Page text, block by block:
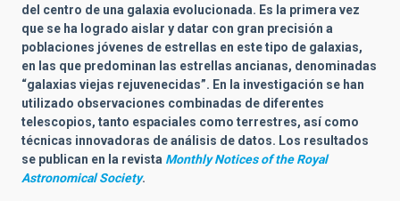
del centro de una galaxia evolucionada. Es la primera vez
que se ha logrado aislar y datar con gran precisión a
poblaciones jóvenes de estrellas en este tipo de galaxias,
en las que predominan las estrellas ancianas, denominadas
“galaxias viejas rejuvenecidas”. En la investigación se han
utilizado observaciones combinadas de diferentes
telescopios, tanto espaciales como terrestres, así como
técnicas innovadoras de análisis de datos. Los resultados
se publican en la revista Monthly Notices of the Royal
Astronomical Society.